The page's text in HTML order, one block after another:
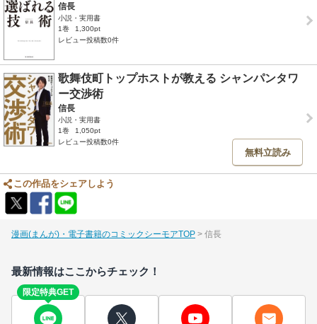
信長
小説・実用書
1巻
1,300pt
レビュー投稿数0件
歌舞伎町トップホストが教える シャンパンタワ
ー交渉術
信長
小説・実用書
1巻
1,050pt
レビュー投稿数0件
無料立読み
この作品をシェアしよう
漫画(まんが)・電子書籍のコミックシーモアTOP 信長
最新情報はここからチェック！
限定特典GET